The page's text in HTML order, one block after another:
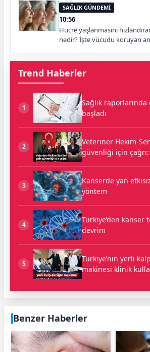
SAĞLIK GÜNDEMİ
10:56
Hücre yaşlanmasını
nedir? İşte vücudu koruyan
Trend Haberler
1
Sağlık
başladı
2
Veteriner Hekim-
güvenliği için çağrı:
3
Kanserde yan
yöntem
4
Türkiye’den kanser
devrim
5
Türkiye’nin yerli
makinesi klinik
Benzer Haberler